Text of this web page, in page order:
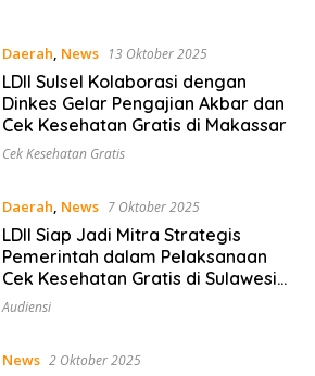
Daerah, News 13 Oktober 2025
LDII Sulsel Kolaborasi dengan
Dinkes Gelar Pengajian Akbar dan
Cek Kesehatan Gratis di Makassar
Cek Kesehatan Gratis
Daerah, News 7 Oktober 2025
LDII Siap Jadi Mitra Strategis
Pemerintah dalam Pelaksanaan
Cek Kesehatan Gratis di Sulawesi
Selatan
Audiensi
News 2 Oktober 2025